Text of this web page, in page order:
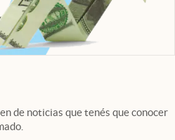
de noticias que tenés que conocer